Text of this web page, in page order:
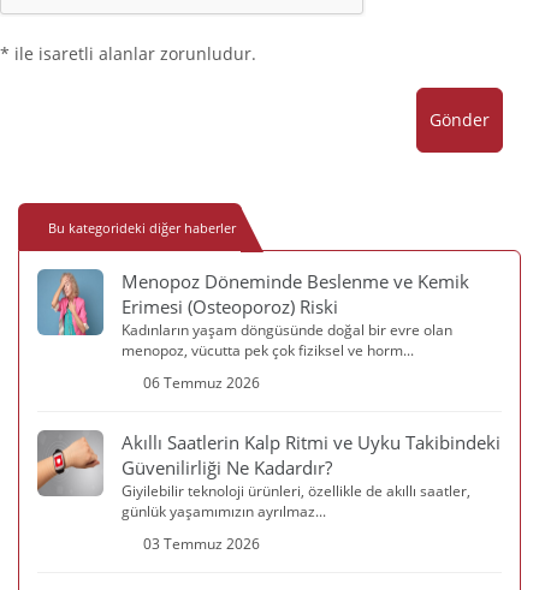
* ile isaretli alanlar zorunludur.
Gönder
Bu kategorideki diğer haberler
Menopoz Döneminde Beslenme ve Kemik
Erimesi (Osteoporoz) Riski
Kadınların yaşam döngüsünde doğal bir evre olan
menopoz, vücutta pek çok fiziksel ve horm...
06 Temmuz 2026
Akıllı Saatlerin Kalp Ritmi ve Uyku Takibindeki
Güvenilirliği Ne Kadardır?
Giyilebilir teknoloji ürünleri, özellikle de akıllı saatler,
günlük yaşamımızın ayrılmaz...
03 Temmuz 2026